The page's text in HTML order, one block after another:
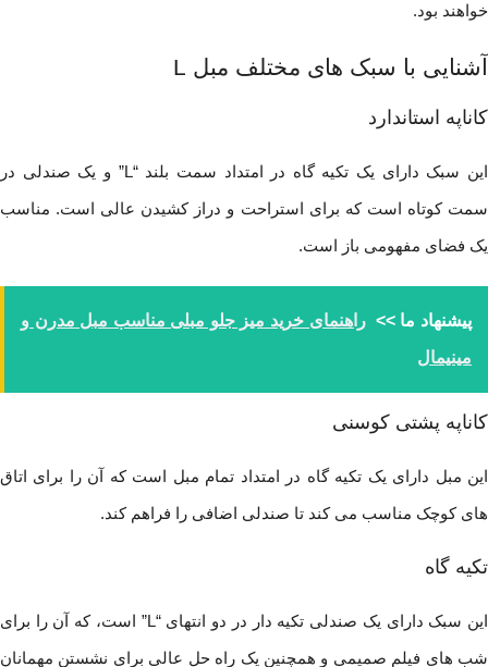
خواهند بود.
آشنایی با سبک های مختلف مبل L
کاناپه استاندارد
این سبک دارای یک تکیه گاه در امتداد سمت بلند “L” و یک صندلی در
سمت کوتاه است که برای استراحت و دراز کشیدن عالی است. مناسب
یک فضای مفهومی باز است.
پیشنهاد ما >> راهنمای خرید میز جلو مبلی مناسب مبل مدرن و
مینیمال
کاناپه پشتی کوسنی
این مبل دارای یک تکیه گاه در امتداد تمام مبل است که آن را برای اتاق
های کوچک مناسب می کند تا صندلی اضافی را فراهم کند.
تکیه گاه
این سبک دارای یک صندلی تکیه دار در دو انتهای “L” است، که آن را برای
شب های فیلم صمیمی و همچنین یک راه حل عالی برای نشستن مهمانان